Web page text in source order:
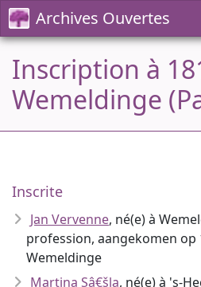
Archives Ouvertes
Inscription à
Wemeldinge
Inscrite
Jan Vervenne, né(e) à
profession, aangekomen op
Wemeldinge
Martina Sâ€šla, né(e) à 's-